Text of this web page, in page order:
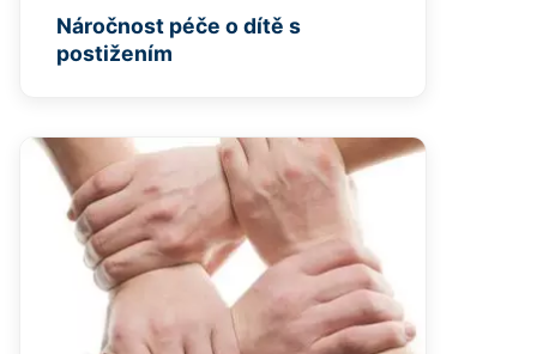
Náročnost péče o dítě s
postižením